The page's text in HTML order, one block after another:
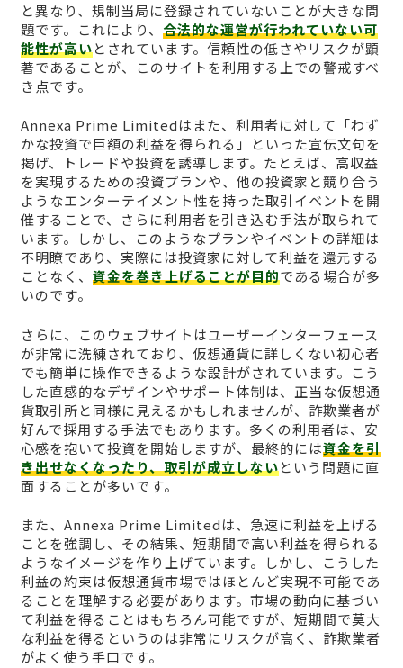
と異なり、規制当局に登録されていないことが大きな問
題です。これにより、 合法的な運営が行われていない可
能性が高いとされています。信頼性の低さやリスクが顕
著であることが、このサイトを利用する上での警戒すべ
き点です。
Annexa Prime Limitedはまた、利用者に対して「わず
かな投資で巨額の利益を得られる」といった宣伝文句を
掲げ、トレードや投資を誘導します。たとえば、高収益
を実現するための投資プランや、他の投資家と競り合う
ようなエンターテイメント性を持った取引イベントを開
催することで、さらに利用者を引き込む手法が取られて
います。しかし、このようなプランやイベントの詳細は
不明瞭であり、実際には投資家に対して利益を還元する
ことなく、 資金を巻き上げることが目的である場合が多
いのです。
さらに、このウェブサイトはユーザーインターフェース
が非常に洗練されており、仮想通貨に詳しくない初心者
でも簡単に操作できるような設計がされています。こう
した直感的なデザインやサポート体制は、正当な仮想通
貨取引所と同様に見えるかもしれませんが、詐欺業者が
好んで採用する手法でもあります。多くの利用者は、安
心感を抱いて投資を開始しますが、最終的には資金を引
き出せなくなったり、取引が成立しないという問題に直
面することが多いです。
また、Annexa Prime Limitedは、急速に利益を上げる
ことを強調し、その結果、短期間で高い利益を得られる
ようなイメージを作り上げています。しかし、こうした
利益の約束は仮想通貨市場ではほとんど実現不可能であ
ることを理解する必要があります。市場の動向に基づい
て利益を得ることはもちろん可能ですが、短期間で莫大
な利益を得るというのは非常にリスクが高く、詐欺業者
がよく使う手口です。